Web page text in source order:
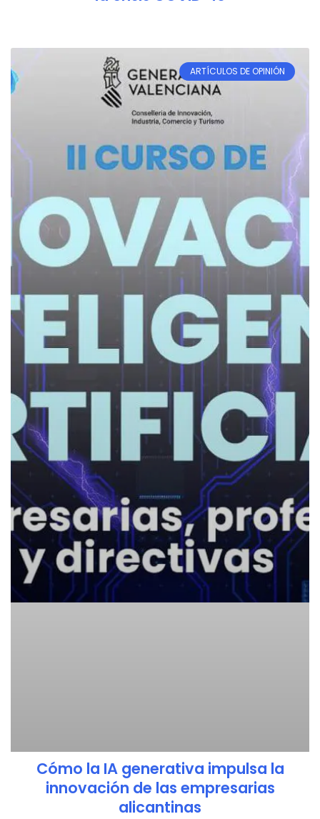
ARTÍCULOS DE OPINIÓN
Cómo la IA generativa impulsa la
innovación de las empresarias
alicantinas